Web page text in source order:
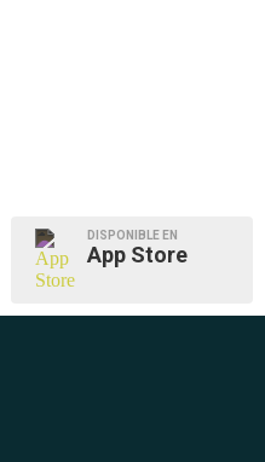
DISPONIBLE EN
App Store